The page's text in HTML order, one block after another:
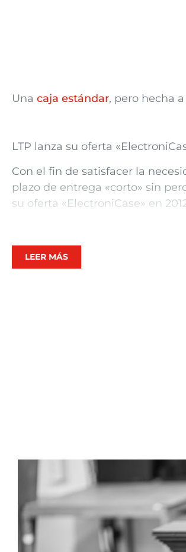
Una caja estándar, pero hecha
LTP lanza su oferta «
Con el fin de satisfacer la
plazo de entrega «corto» sin
su oferta «ElectroniCase» en
adicionales de reproceso o
LEER MÁS